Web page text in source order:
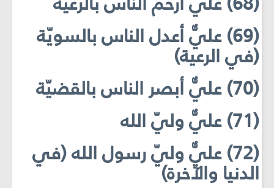
(69) عليٌّ أعدل الناس بالسويّة
(في الرعية)
(70) عليٌّ أبصر الناس بالقضيّة
(71) عليٌّ وليّ الله
(72) عليٌّ وليّ رسول الله (في
الدنيا والآخرة)